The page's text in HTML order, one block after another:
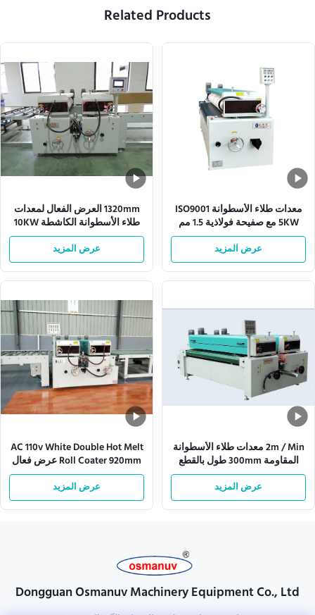
Related Products
معدات طلاء الأسطوانة ISO9001
5KW مع صفيحة فولاذية 1.5 مم
عرض المزيد
1320mm العرض الفعال لمعدات
طلاء الأسطوانة الكاشطة 10KW
عرض المزيد
2m / Min معدات طلاء الأسطوانة
المقاومة 300mm طول بالقطع
عرض المزيد
AC 110v White Double Hot Melt
Roll Coater 920mm عرض فعال
عرض المزيد
Dongguan Osmanuv Machinery Equipment Co., Ltd